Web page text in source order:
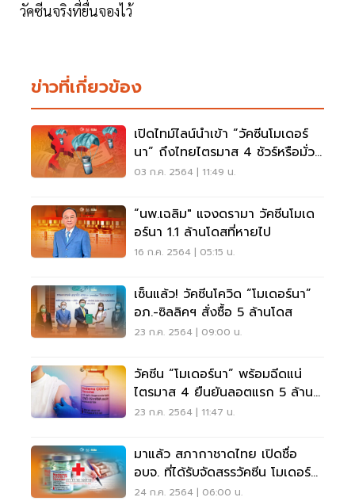
วัคซีนจริงที่ยื่นจองไว้
ข่าวที่เกี่ยวข้อง
เปิดไทม์ไลน์นำเข้า “วัคซีนโมเดอร์
นา” ถึงไทยไตรมาส 4 ชัวร์หรือมั่ว
นิ่ม!
03 ก.ค. 2564 | 11:49 น.
“นพ.เฉลิม" แจงดรามา วัคซีนโมเด
อร์นา 1.1 ล้านโดสที่หายไป
16 ก.ค. 2564 | 05:15 น.
เซ็นแล้ว! วัคซีนโควิด “โมเดอร์นา”
อภ.-ซิลลิคฯ สั่งซื้อ 5 ล้านโดส
23 ก.ค. 2564 | 09:00 น.
วัคซีน “โมเดอร์นา” พร้อมฉีดแน่
ไตรมาส 4 ยืนยันลอตแรก 5 ล้าน
โดส
23 ก.ค. 2564 | 11:47 น.
มาแล้ว สภากาชาดไทย เปิดชื่อ
อบจ. ที่ได้รับจัดสรรวัคซีน โมเดอร์
นา เช็คที่นี่
24 ก.ค. 2564 | 06:00 น.